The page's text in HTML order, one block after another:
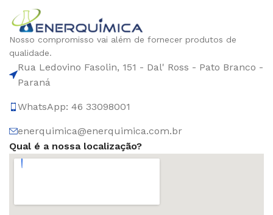
Nosso compromisso vai além de fornecer produtos de
qualidade.
Rua Ledovino Fasolin, 151 - Dal' Ross - Pato Branco -
Paraná
WhatsApp: 46 33098001
enerquimica@enerquimica.com.br
Qual é a nossa localização?